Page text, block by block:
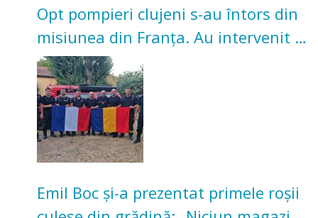
Opt pompieri clujeni s-au întors din
misiunea din Franța. Au intervenit la
incendii de vegetație și pădure
Emil Boc și-a prezentat primele roșii